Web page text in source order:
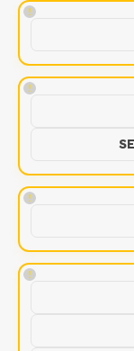
!
!
!
!